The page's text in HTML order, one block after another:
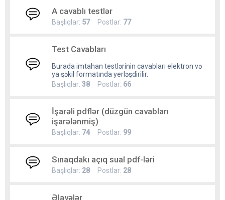
A cavablı testlər
Başlıqlar: 57Postlar: 77
Test Cavabları
Burada imtahan testlərinin cavabları elektron və
ya şəkil formatında yerləşdirilir.
Başlıqlar: 38 Postlar: 66
İşarəli pdflər (düzgün cavabları
işarələnmiş)
Başlıqlar: 74Postlar: 99
Sınaqdakı açıq sual pdf-ləri
Başlıqlar: 28 Postlar: 28
Əlavələr